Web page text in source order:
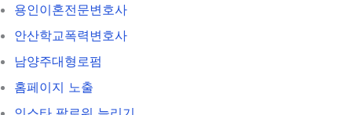
용인이혼전문변호사
안산학교폭력변호사
남양주대형로펌
홈페이지 노출